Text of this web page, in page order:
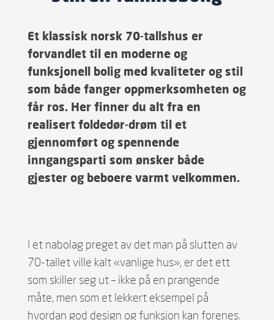
Et klassisk norsk 70-tallshus er
forvandlet til en moderne og
funksjonell bolig med kvaliteter og stil
som både fanger oppmerksomheten og
får ros. Her finner du alt fra en
realisert foldedør-drøm til et
gjennomført og spennende
inngangsparti som ønsker både
gjester og beboere varmt velkommen.
I et nabolag preget av det man på slutten av
70-tallet ville kalt «vanlige hus», er det ett
som skiller seg ut – ikke på en prangende
måte, men som et lekkert eksempel på
hvordan god design og funksjon kan forenes.